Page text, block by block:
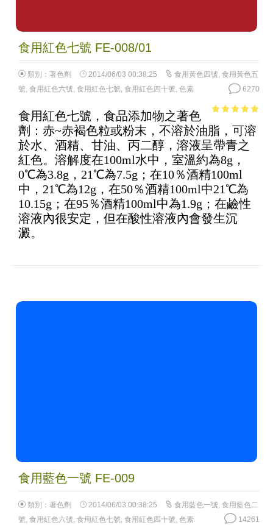
食用紅色七號 FE-008/01
類別： 著色劑 2014/06/03 00:38:25 食用黃色四號, 食用黃色五
號, 食用紅色六號, 食用紅色七號, 食用紅色四十號, 色素 6270
5
食用紅色七號，食品添加物之著色
劑：赤~赤褐色粒或粉末，不溶於油脂，可溶
於水、酒精、甘油、丙二醇，溶液呈帶青之
紅色。溶解度在100ml水中，室溫約為8g，
0℃為3.8g，21℃為7.5g；在10％酒精100ml
中，21℃為12g，在50％酒精100ml中21℃為
10.15g；在95％酒精100ml中為1.9g；在鹼性
溶液內很安定，但在酸性溶液內會發生沉
澱。
食用藍色一號 FE-009
類別： 著色劑 2014/06/03 00:38:25 食用藍色一號, 食用藍色二
號, 食用紅色六號, 食用紅色七號, 食用紅色四十號, 色素 14261